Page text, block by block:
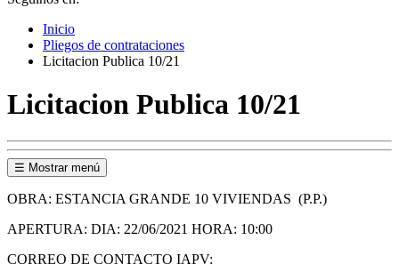
Inicio
Pliegos de contrataciones
Licitacion Publica 10/21
Licitacion Publica 10/21
☰ Mostrar menú
OBRA: ESTANCIA GRANDE 10 VIVIENDAS (P.P.)
APERTURA: DIA: 22/06/2021 HORA: 10:00
CORREO DE CONTACTO IAPV: